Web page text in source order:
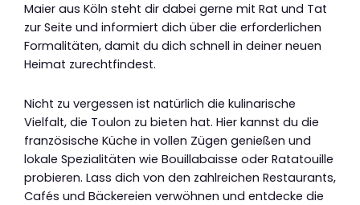
Maier aus Köln steht dir dabei gerne mit Rat und Tat
zur Seite und informiert dich über die erforderlichen
Formalitäten, damit du dich schnell in deiner neuen
Heimat zurechtfindest.
Nicht zu vergessen ist natürlich die kulinarische
Vielfalt, die Toulon zu bieten hat. Hier kannst du die
französische Küche in vollen Zügen genießen und
lokale Spezialitäten wie Bouillabaisse oder Ratatouille
probieren. Lass dich von den zahlreichen Restaurants,
Cafés und Bäckereien verwöhnen und entdecke die